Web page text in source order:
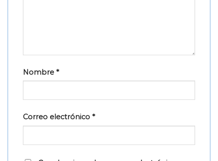
Nombre *
Correo electrónico *